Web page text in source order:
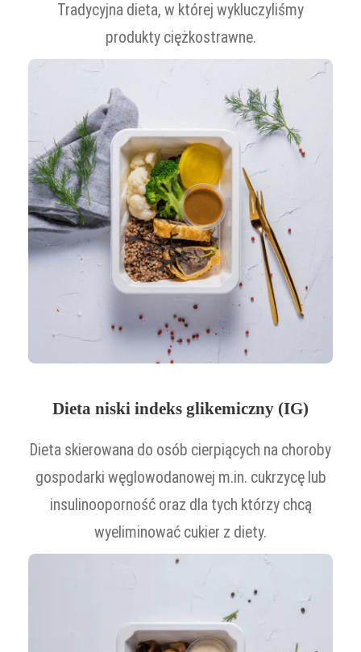
Tradycyjna dieta, w której wykluczyliśmy
produkty ciężkostrawne.
Dieta niski indeks glikemiczny (IG)
Dieta skierowana do osób cierpiących na choroby
gospodarki węglowodanowej m.in. cukrzycę lub
insulinooporność oraz dla tych którzy chcą
wyeliminować cukier z diety.